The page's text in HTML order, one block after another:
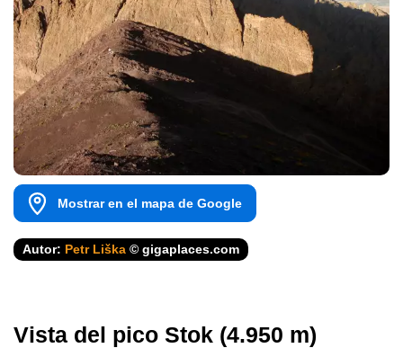
Mostrar en el mapa de Google
Autor: Petr Liška © gigaplaces.com
Vista del pico Stok (4.950 m)